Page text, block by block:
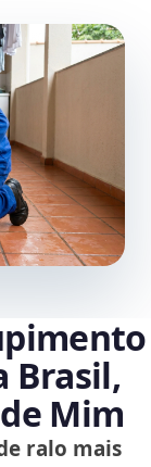
Brasil,
Mim
ralo mais